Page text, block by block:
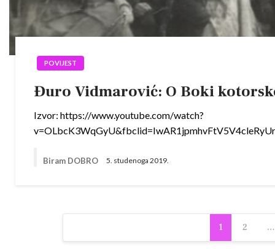
POVIJEST
Đuro Vidmarović: O Boki
Izvor: https://www.youtube.com/watch?
Biram DOBRO 5. studenoga 2019.
Navigacija
objava
1 2 …